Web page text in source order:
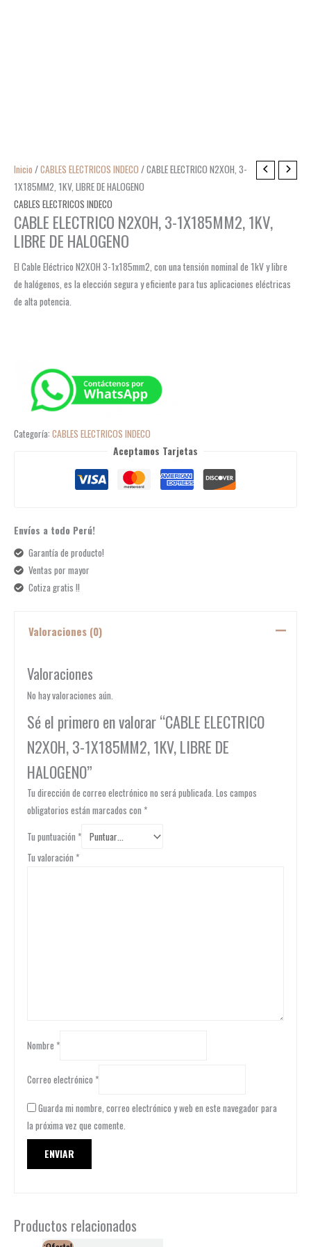
Inicio /CABLES ELECTRICOS INDECO / CABLE ELECTRICO N2XOH, 3-
1X185MM2, 1KV, LIBRE DE HALOGENO
CABLES ELECTRICOS INDECO
CABLE ELECTRICO N2XOH, 3-1X185MM2, 1KV,
LIBRE DE HALOGENO
El Cable Eléctrico N2XOH 3-1x185mm2, con una tensión nominal de 1kV y libre
de halógenos, es la elección segura y eficiente para tus aplicaciones eléctricas
de alta potencia.
Categoría: CABLES ELECTRICOS INDECO
Aceptamos Tarjetas
Envíos a todo Perú!
Garantía de producto!
Ventas por mayor
Cotiza gratis !!
Valoraciones (0)
Valoraciones
No hay valoraciones aún.
Sé el primero en valorar “CABLE ELECTRICO
N2XOH, 3-1X185MM2, 1KV, LIBRE DE
HALOGENO”
Tu dirección de correo electrónico no será publicada. Los campos
obligatorios están marcados con *
Tu puntuación *
Tu valoración *
Nombre *
Correo electrónico *
Guarda mi nombre, correo electrónico y web en este navegador para
la próxima vez que comente.
Productos relacionados